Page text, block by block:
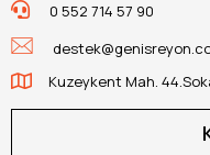
0 552 714 57 90
Kuzeykent Mah.